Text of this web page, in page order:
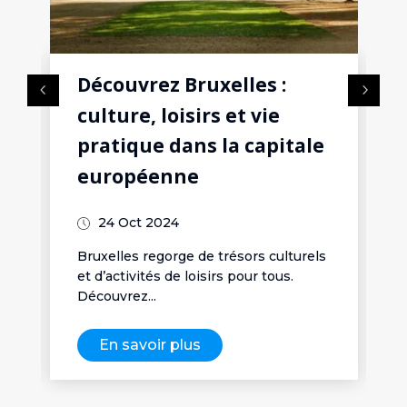
Découvrez Bruxelles :
culture, loisirs et vie
pratique dans la capitale
européenne
24 Oct 2024
Bruxelles regorge de trésors culturels
et d’activités de loisirs pour tous.
Découvrez...
En savoir plus